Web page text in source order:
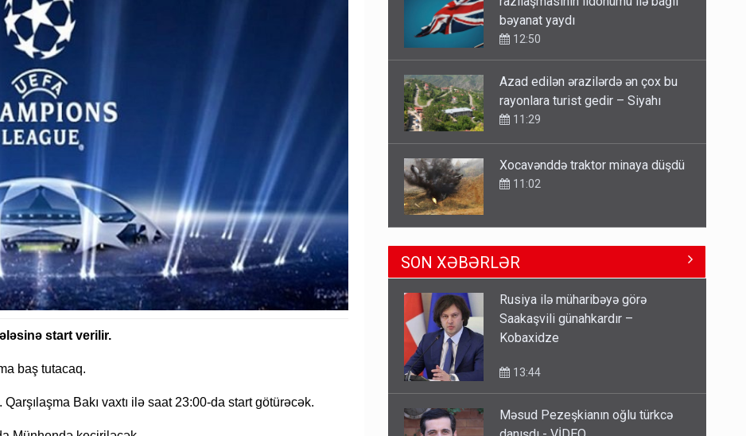
start verilir.
baş tutacaq.
Bakı vaxtı ilə saat 23:00-da start götürəcək.
11:29
Xocavənddə traktor minaya düşdü
11:02
Gedişi var, dönüşü yox: Bakı-
Tbilisi-Bakı qatarına bilet
satışından böyük narazılıq
Sənədsiz ev sahiblərinin nəzərinə:
Çıxarış almaq üçün...
Keçmiş nazirin mənsub olduğu
12:56
Britaniya Səfirliyi Vaşinqton
SON XƏBƏRLƏR
Rusiya ilə müharibəyə görə
Saakaşvili günahkardır –
Kobaxidze
13:44
Məsud Pezeşkianın oğlu türkcə